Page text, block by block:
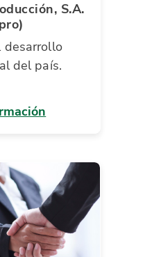
S.A.
desarrollo
del país.